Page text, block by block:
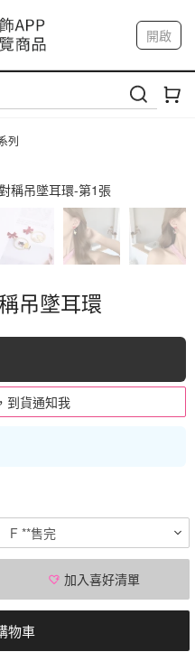
6 淡水捷運站
八里海巡基地
桃園青埔置地廣場
開啟
我的帳戶
列
吊墜耳環
到貨通知我
F **售完
加入喜好清單
物車